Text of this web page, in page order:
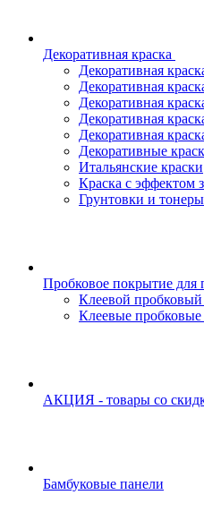
Декоративная краска
Декоративная
Декоративная
Декоративная
Декоративная
Декоративная
Декоративные
Итальянские краски
Краска с эффектом
Грунтовки и тонеры
Пробковое покрытие для
Клеевой
Клеевые
АКЦИЯ - товары со
Бамбуковые панели